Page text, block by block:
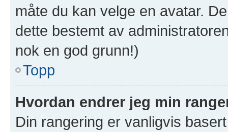
måte du kan velge en avatar.
dette bestemt av
nok en god grunn!)
Topp
Hvordan endrer jeg min
Din rangering er vanligvis